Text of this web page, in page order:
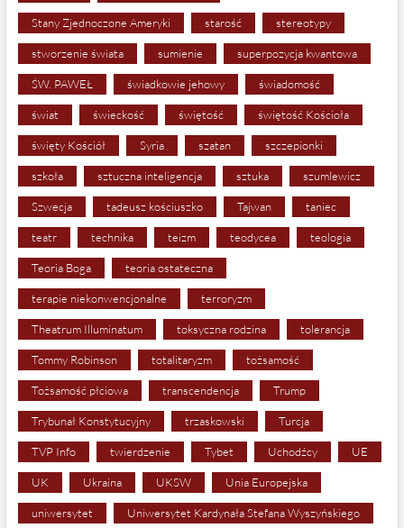
Stany Zjednoczone Ameryki starość stereotypy
stworzenie świata sumienie superpozycja kwantowa
ŚW. PAWEŁ świadkowie jehowy świadomość
świat świeckość świętość świętość Kościoła
święty Kościół Syria szatan szczepionki
szkoła sztuczna inteligencja sztuka szumlewicz
Szwecja tadeusz kościuszko Tajwan taniec
teatr technika teizm teodycea teologia
Teoria Boga teoria ostateczna
terapie niekonwencjonalne terroryzm
Theatrum Illuminatum toksyczna rodzina tolerancja
Tommy Robinson totalitaryzm tożsamość
Tożsamość płciowa transcendencja Trump
Trybunał Konstytucyjny trzaskowski Turcja
TVP Info twierdzenie Tybet Uchodźcy UE
UK Ukraina UKSW Unia Europejska
uniwersytet Uniwersytet Kardynała Stefana Wyszyńskiego